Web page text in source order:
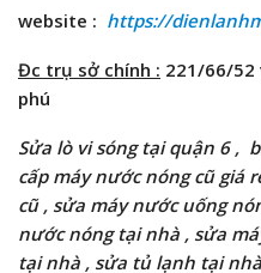
website : https://
Đc trụ sở chính : 221/66/
phú
Sửa lò vi sóng tại quận 6 ,
cấp máy nước nóng cũ giá
cũ , sửa máy nước uống
nước nóng tại nhà , sửa
tại nhà , sửa tủ lạnh tại